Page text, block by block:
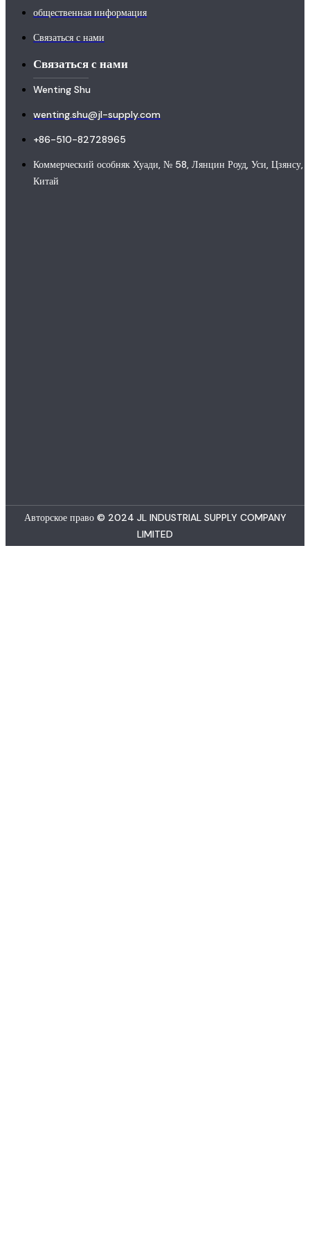
общественная информация
Связаться с нами
Связаться с нами
Wenting Shu
wenting.shu@jl-supply.com
+86-510-82728965
Коммерческий особняк Хуади, № 58, Лянцин Роуд, Уси, Цзянсу,
Китай
Авторское право © 2024 JL INDUSTRIAL SUPPLY COMPANY
LIMITED